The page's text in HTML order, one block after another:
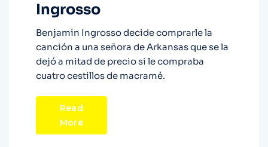
Ingrosso
Benjamin Ingrosso decide comprarle la
canción a una señora de Arkansas que se la
dejó a mitad de precio si le compraba
cuatro cestillos de macramé.
Read
More